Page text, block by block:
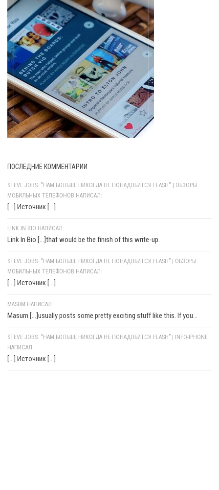
ПОСЛЕДНИЕ КОММЕНТАРИИ
STEVE JOBS: "НАМ БОЛЬШЕ НИКОГДА НЕ ПОНАДОБИТСЯ FLASH" | ОБЗОРЫ
МОБИЛЬНЫХ ТЕЛЕФОНОВ НАПИСАЛ:
[…] Источник […]
LINK IN BIO НАПИСАЛ:
Link In Bio [...]that would be the finish of this write-up.
STEVE JOBS: “НАМ БОЛЬШЕ НИКОГДА НЕ ПОНАДОБИТСЯ FLASH” | ОБЗОРЫ
МОБИЛЬНЫХ ТЕЛЕФОНОВ НАПИСАЛ:
[…] Источник […]
MASUM НАПИСАЛ:
Masum [...]usually posts some pretty exciting stuff like this. If you...
STEVE JOBS: “НАМ БОЛЬШЕ НИКОГДА НЕ ПОНАДОБИТСЯ FLASH” | INFO-IPHONE
НАПИСАЛ:
[…] Источник […]